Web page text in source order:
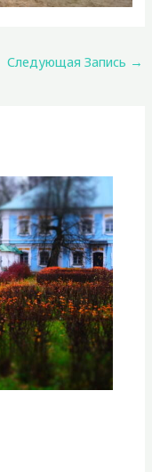
Следующая Запись →